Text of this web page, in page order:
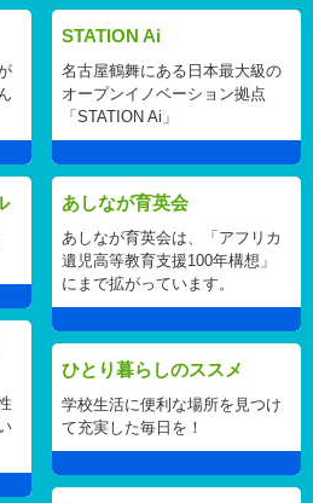
STATION Ai
名古屋鶴舞にある日本最大級の
オープンイノベーション拠点
「STATION Ai」
あしなが育英会
あしなが育英会は、「アフリカ
遺児高等教育支援100年構想」
にまで拡がっています。
ひとり暮らしのススメ
学校生活に便利な場所を見つけ
て充実した毎日を！